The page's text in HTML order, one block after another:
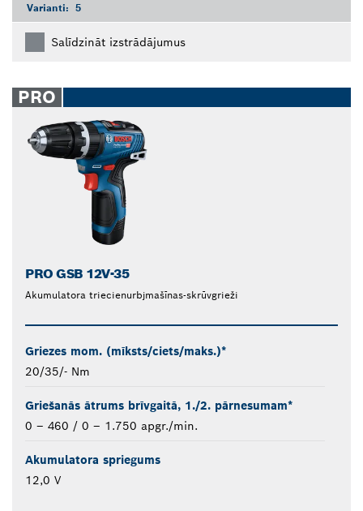
Varianti: 5
Salīdzināt izstrādājumus
PRO
PRO GSB 12V-35
Akumulatora triecienurbjmašīnas-skrūvgrieži
Griezes mom. (mīksts/ciets/maks.)*
20/35/- Nm
Griešanās ātrums brīvgaitā, 1./2. pārnesumam*
0 – 460 / 0 – 1.750 apgr./min.
Akumulatora spriegums
12,0 V